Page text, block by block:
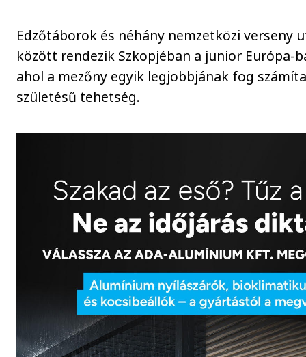
Edzőtáborok és néhány nemzetközi verseny
között rendezik Szkopjéban a junior Európa-
ahol a mezőny egyik legjobbjának fog
születésű tehetség.